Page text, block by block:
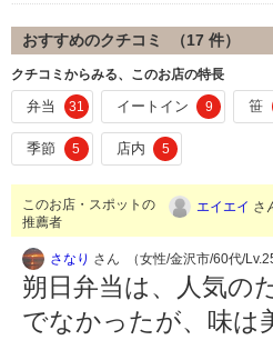
おすすめのクチコミ （17 件）
クチコミからみる、このお店の特長
弁当 31 イートイン 9 笹
季節 5 店内 5
このお店・スポットの
推薦者
エイエイ さ
さなり さん （女性/金沢市/60代/Lv.25
朔日弁当は、人気の
でなかったが、味は